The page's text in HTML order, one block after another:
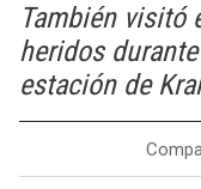
También visitó
heridos
estación de